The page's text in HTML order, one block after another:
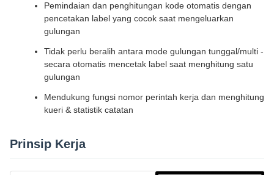
Pemindaian dan penghitungan kode otomatis dengan
pencetakan label yang cocok saat mengeluarkan
gulungan
Tidak perlu beralih antara mode gulungan tunggal/multi -
secara otomatis mencetak label saat menghitung satu
gulungan
Mendukung fungsi nomor perintah kerja dan menghitung
kueri & statistik catatan
Prinsip Kerja